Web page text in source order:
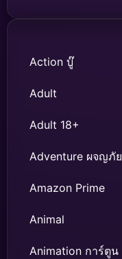
Action บู๊
Adult
Adult 18+
Adventure ผจญภัย
Amazon Prime
Animal
Animation การ์ตูน